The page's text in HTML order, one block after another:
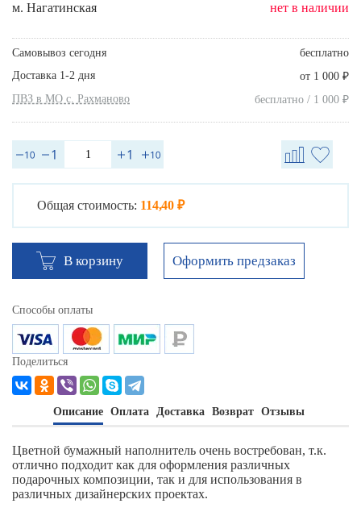
м. Нагатинская
нет в наличии
Самовывоз сегодня
бесплатно
Доставка 1-2 дня
от 1 000 ₽
ПВЗ в МО с. Рахманово бесплатно / 1 000 ₽
Общая стоимость: 114,40 ₽
В корзину Оформить предзаказ
Способы оплаты
Поделиться
Описание Оплата Доставка Возврат Отзывы
Цветной бумажный наполнитель очень востребован, т.к.
отлично подходит как для оформления различных
подарочных композиции, так и для использования в
различных дизайнерских проектах.